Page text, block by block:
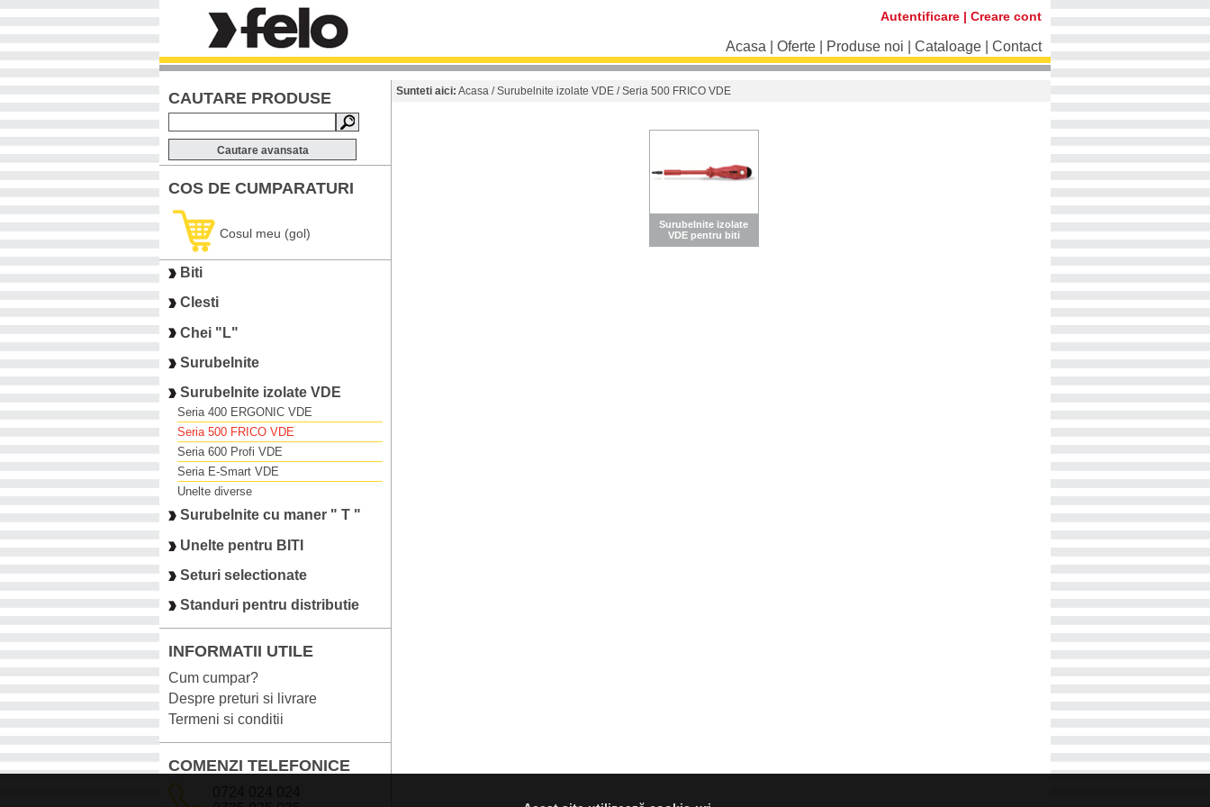
Autentificare | Creare cont
Acasa Oferte Produse noi Cataloage Contact
CAUTARE PRODUSE
Cautare avansata
COS DE CUMPARATURI
Cosul meu (gol)
Biti
Clesti
Chei "L"
Surubelnite
Surubelnite izolate VDE
Seria 400 ERGONIC VDE
Seria 500 FRICO VDE
Seria 600 Profi VDE
Seria E-Smart VDE
Unelte diverse
Surubelnite cu maner " T "
Unelte pentru BITI
Seturi selectionate
Standuri pentru distributie
INFORMATII UTILE
Cum cumpar?
Despre preturi si livrare
Termeni si conditii
COMENZI TELEFONICE
Sunteti aici: Acasa /Surubelnite izolate VDE / Seria 500 FRICO VDE
Surubelnite izolate
VDE pentru biti